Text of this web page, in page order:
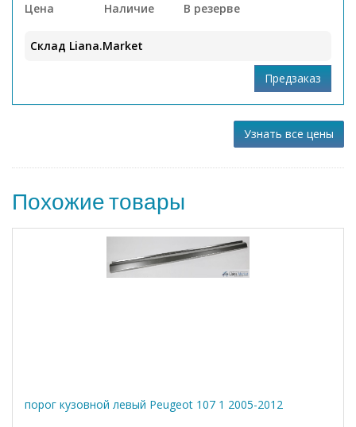
Цена Наличие В резерве
Склад Liana.Market
Узнать все цены
Похожие товары
порог кузовной левый Peugeot 107 1 2005-2012